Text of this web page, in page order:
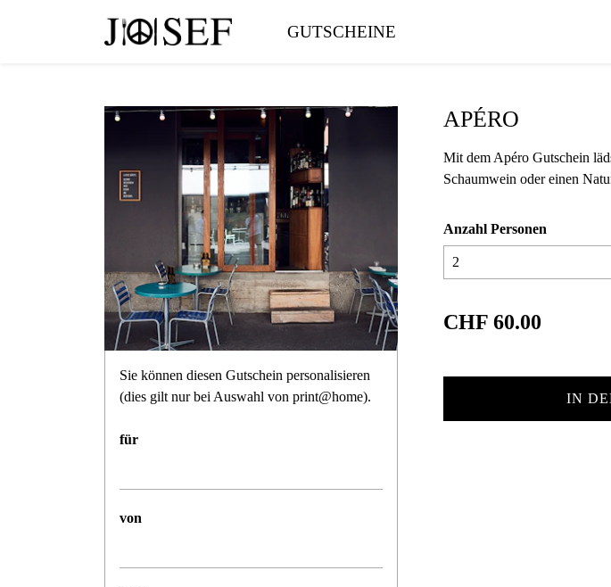
GUTSCHEINE
Sie können diesen Gutschein personalisieren
(dies gilt nur bei Auswahl von print@home).
für
von
APÉRO
Mit dem Apéro Gutschein
Schaumwein oder einen
Anzahl Personen
CHF 60.00
IN